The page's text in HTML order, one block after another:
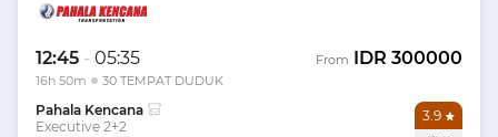
12:45 - 05:35
16h 50m 30 TEMPAT DUDUK
From IDR 300000
Pahala Kencana
Executive 2+2
3.9